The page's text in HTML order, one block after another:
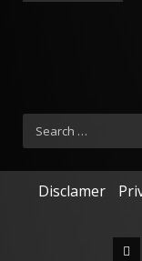
Search
for:
Disclamer